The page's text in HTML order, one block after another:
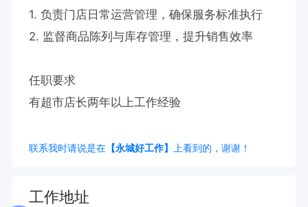
1. 负责门店日常运营管理，确保服务标准执行
2. 监督商品陈列与库存管理，提升销售效率
任职要求
有超市店长两年以上工作经验
联系我时请说是在【永城好工作】 上看到的，谢谢！
工作地址